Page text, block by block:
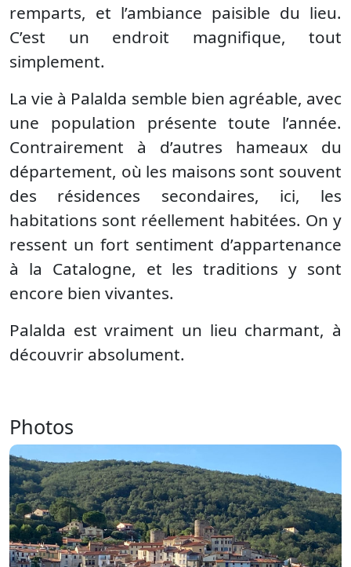
remparts, et l’ambiance paisible du lieu.
C’est un endroit magnifique, tout
simplement.
La vie à Palalda semble bien agréable, avec
une population présente toute l’année.
Contrairement à d’autres hameaux du
département, où les maisons sont souvent
des résidences secondaires, ici, les
habitations sont réellement habitées. On y
ressent un fort sentiment d’appartenance
à la Catalogne, et les traditions y sont
encore bien vivantes.
Palalda est vraiment un lieu charmant, à
découvrir absolument.
Photos